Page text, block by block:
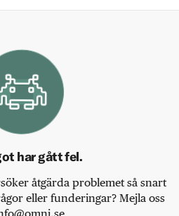
har gått fel.
åtgärda problemet så snart
eller funderingar? Mejla oss